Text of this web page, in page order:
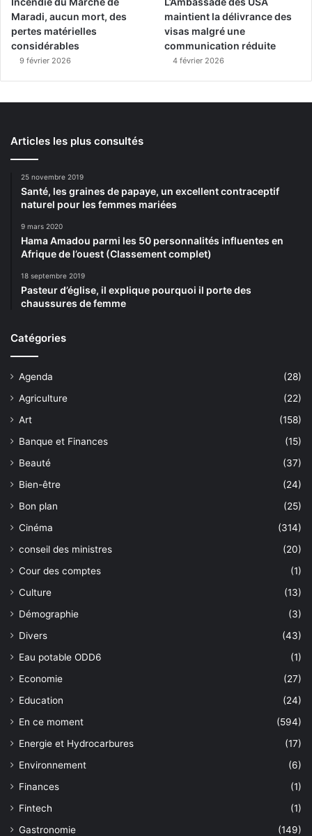
Maradi, aucun mort, des
pertes matérielles
considérables
9 février 2026
maintient la délivrance des
visas malgré une
communication réduite
4 février 2026
Articles les plus consultés
25 novembre 2019
Santé, les graines de papaye, un excellent contraceptif
naturel pour les femmes mariées
9 mars 2020
Hama Amadou parmi les 50 personnalités influentes en
Afrique de l’ouest (Classement complet)
18 septembre 2019
Pasteur d’église, il explique pourquoi il porte des
chaussures de femme
Catégories
Agenda
(28)
Agriculture
(22)
Art
(158)
Banque et Finances
(15)
Beauté
(37)
Bien-être
(24)
Bon plan
(25)
Cinéma
(314)
conseil des ministres
(20)
Cour des comptes
(1)
Culture
(13)
Démographie
(3)
Divers
(43)
Eau potable ODD6
(1)
Economie
(27)
Education
(24)
En ce moment
(594)
Energie et Hydrocarbures
(17)
Environnement
(6)
Finances
(1)
Fintech
(1)
Gastronomie
(149)